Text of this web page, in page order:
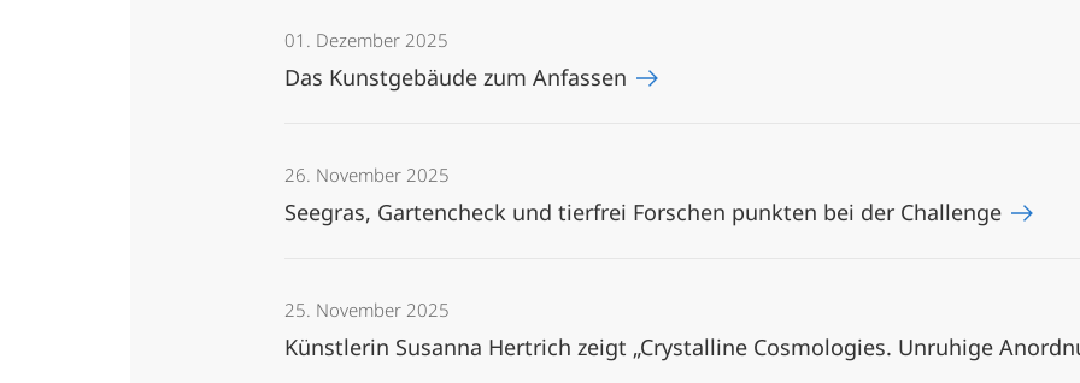
01. Dezember 2025
Das Kunstgebäude zum Anfassen
26. November 2025
Seegras, Gartencheck und tierfrei Forschen punkten bei der Challenge
25. November 2025
Künstlerin Susanna Hertrich zeigt „Crystalline Cosmologies. Unruhige